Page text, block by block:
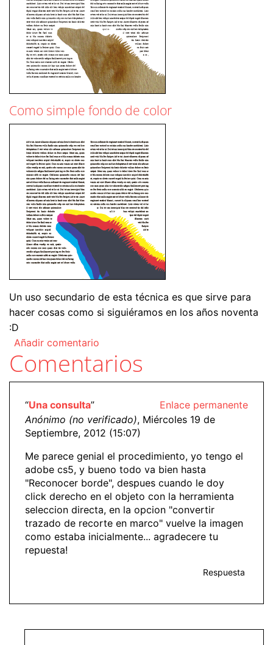
Como simple fondo de color
Un uso secundario de esta técnica es que sirve para
hacer cosas como si siguiéramos en los años noventa
:D
Añadir comentario
Comentarios
Enlace permanente
“Una consulta”
Anónimo (no verificado), Miércoles 19 de
Septiembre, 2012 (15:07)
Me parece genial el procedimiento, yo tengo el
adobe cs5, y bueno todo va bien hasta
"Reconocer borde", despues cuando le doy
click derecho en el objeto con la herramienta
seleccion directa, en la opcion "convertir
trazado de recorte en marco" vuelve la imagen
como estaba inicialmente... agradecere tu
repuesta!
Respuesta